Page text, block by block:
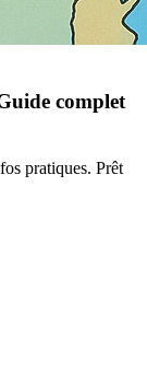
complet
pratiques. Prêt